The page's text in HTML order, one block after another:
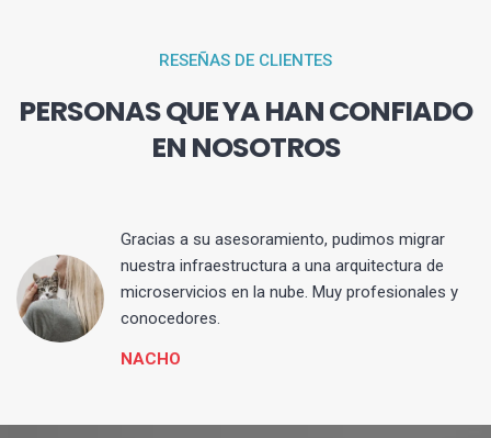
RESEÑAS DE CLIENTES
PERSONAS QUE YA HAN CONFIADO
EN NOSOTROS
Gracias a su asesoramiento, pudimos migrar
nuestra infraestructura a una arquitectura de
microservicios en la nube. Muy profesionales y
conocedores.
NACHO